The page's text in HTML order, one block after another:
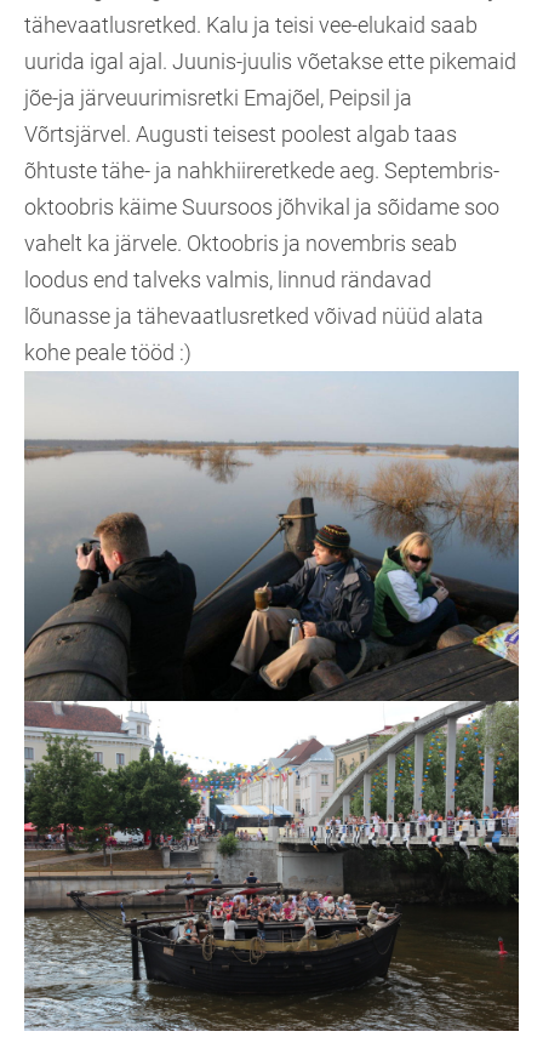
tähevaatlusretked. Kalu ja teisi vee-elukaid saab
uurida igal ajal. Juunis-juulis võetakse ette pikemaid
jõe-ja järveuurimisretki Emajõel, Peipsil ja
Võrtsjärvel. Augusti teisest poolest algab taas
õhtuste tähe- ja nahkhiireretkede aeg. Septembris-
oktoobris käime Suursoos jõhvikal ja sõidame soo
vahelt ka järvele. Oktoobris ja novembris seab
loodus end talveks valmis, linnud rändavad
lõunasse ja tähevaatlusretked võivad nüüd alata
kohe peale tööd :)